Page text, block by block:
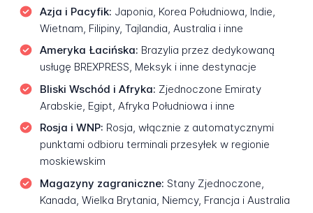
Azja i Pacyfik: Japonia, Korea Południowa, Indie,
Wietnam, Filipiny, Tajlandia, Australia i inne
Ameryka Łacińska: Brazylia przez dedykowaną
usługę BREXPRESS, Meksyk i inne destynacje
Bliski Wschód i Afryka: Zjednoczone Emiraty
Arabskie, Egipt, Afryka Południowa i inne
Rosja i WNP: Rosja, włącznie z automatycznymi
punktami odbioru terminali przesyłek w regionie
moskiewskim
Magazyny zagraniczne: Stany Zjednoczone,
Kanada, Wielka Brytania, Niemcy, Francja i Australia